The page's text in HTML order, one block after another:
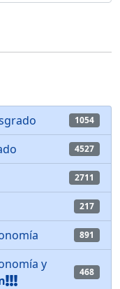
1054
4527
2711
217
891
y
468